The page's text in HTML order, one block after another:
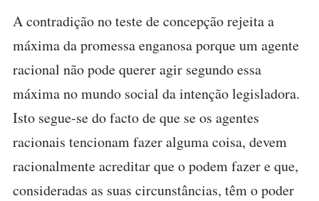
A contradição no teste de concepção rejeita a
máxima da promessa enganosa porque um agente
racional não pode querer agir segundo essa
máxima no mundo social da intenção legisladora.
Isto segue-se do facto de que se os agentes
racionais tencionam fazer alguma coisa, devem
racionalmente acreditar que o podem fazer e que,
consideradas as suas circunstâncias, têm o poder